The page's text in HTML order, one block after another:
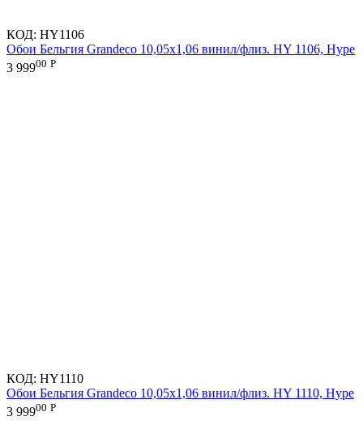
КОД: HY1106
Обои Бельгия Grandeco 10,05х1,06 винил/флиз. HY 1106, Hype
3 99900 Р
КОД: HY1110
Обои Бельгия Grandeco 10,05х1,06 винил/флиз. HY 1110, Hype
3 99900 Р